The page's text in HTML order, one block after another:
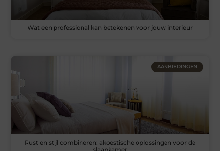
Wat een professional kan betekenen voor jouw interieur
AANBIEDINGEN
Rust en stijl combineren: akoestische oplossingen voor de
slaapkamer